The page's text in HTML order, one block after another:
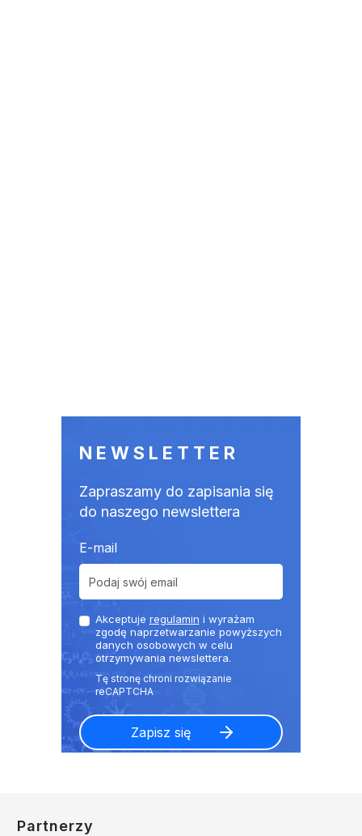
NEWSLETTER
Zapraszamy do zapisania się
do naszego newslettera
E-mail
Akceptuje regulamin i wyrażam
zgodę naprzetwarzanie powyższych
danych osobowych w celu
otrzymywania newslettera.
Partnerzy